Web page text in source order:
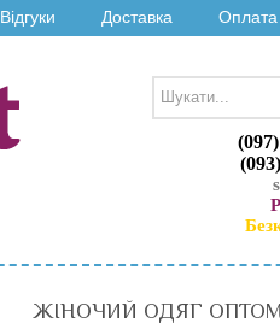
Відгуки Доставка Оплата
ЖІНОЧИЙ ОДЯГ